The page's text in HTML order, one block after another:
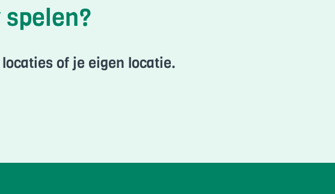
of je eigen locatie.